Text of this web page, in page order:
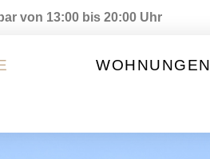
von 13:00 bis 20:00 Uhr
WOHNUNGEN